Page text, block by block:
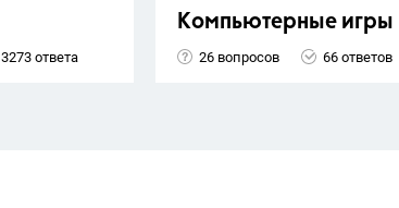
3273 ответа
Компьютерные игры
26 вопросов 66 ответов